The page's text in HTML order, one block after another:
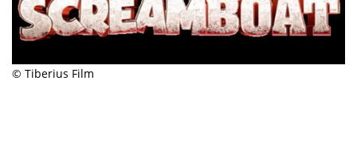
© Tiberius Film